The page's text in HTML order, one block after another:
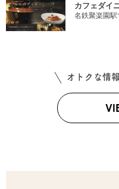
カフェダイ
名鉄聚楽園
オトクな情